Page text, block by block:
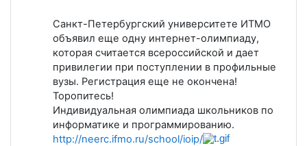
Санкт-Петербургский университете ИТМО
объявил еще одну интернет-олимпиаду,
которая считается всероссийской и дает
привилегии при поступлении в профильные
вузы. Регистрация еще не окончена!
Торопитесь!
Индивидуальная олимпиада школьников по
информатике и программированию.
http://neerc.ifmo.ru/school/ioip/